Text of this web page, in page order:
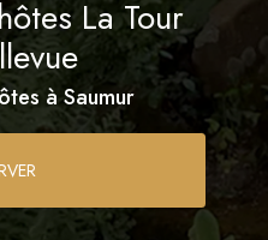
La Tour
à Saumur